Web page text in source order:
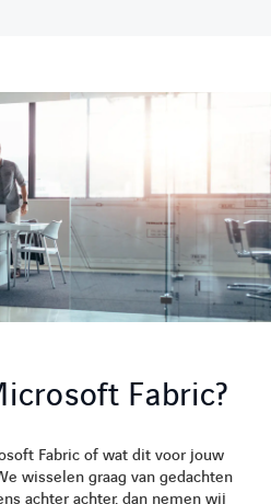
Fabric?
Fabric of wat dit voor jouw
wisselen graag van gedachten
achter achter, dan nemen wij